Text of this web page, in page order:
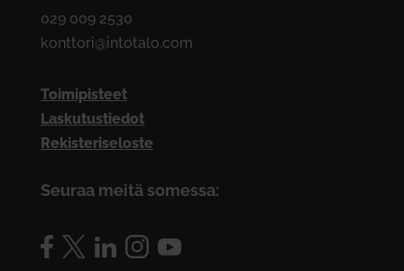
029 009 2530
konttori@intotalo.com
Toimipisteet
Laskutustiedot
Rekisteriseloste
Seuraa meitä somessa: